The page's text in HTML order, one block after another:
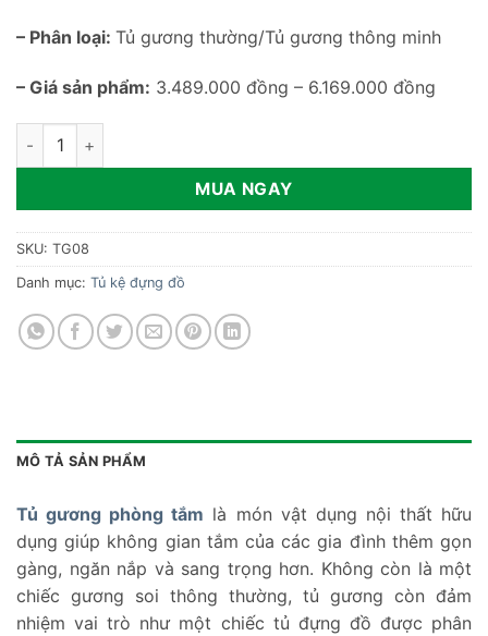
– Phân loại: Tủ gương thường/Tủ gương thông minh
– Giá sản phẩm: 3.489.000 đồng – 6.169.000 đồng
Tủ gương nhà tắm thông minh TG08 số lượng
MUA NGAY
SKU: TG08
Danh mục: Tủ kệ đựng đồ
MÔ TẢ SẢN PHẨM
Tủ gương phòng tắm là món vật dụng nội thất hữu
dụng giúp không gian tắm của các gia đình thêm gọn
gàng, ngăn nắp và sang trọng hơn. Không còn là một
chiếc gương soi thông thường, tủ gương còn đảm
nhiệm vai trò như một chiếc tủ đựng đồ được phân